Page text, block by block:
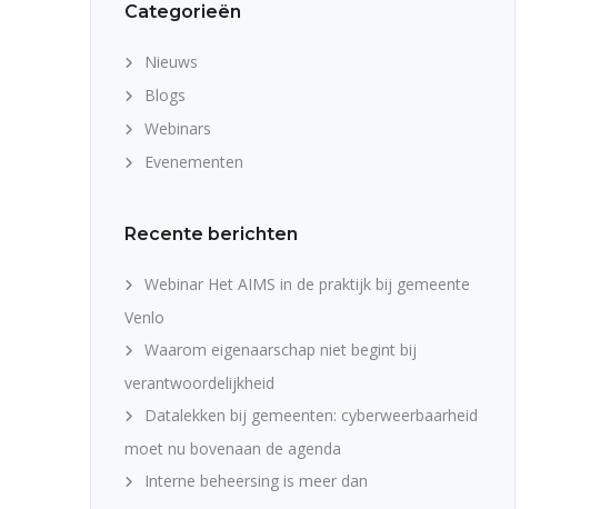
Categorieën
Nieuws
Blogs
Webinars
Evenementen
Recente berichten
Webinar Het AIMS in de praktijk bij gemeente
Venlo
Waarom eigenaarschap niet begint bij
verantwoordelijkheid
Datalekken bij gemeenten: cyberweerbaarheid
moet nu bovenaan de agenda
Interne beheersing is meer dan